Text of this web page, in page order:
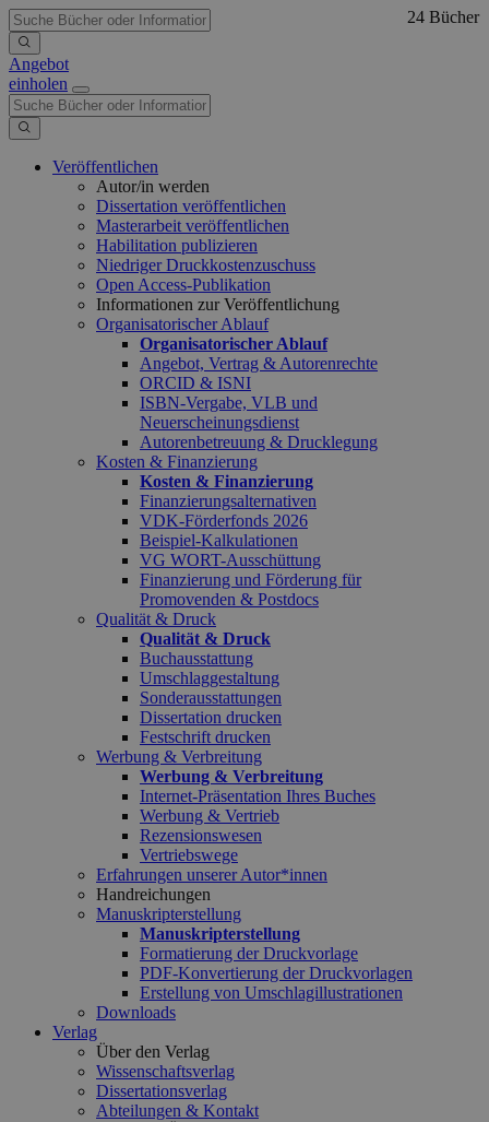
Angebot
einholen
Veröffentlichen
Autor/in werden
Dissertation veröffentlichen
Masterarbeit veröffentlichen
Habilitation publizieren
Niedriger Druckkostenzuschuss
Open Access-Publikation
Informationen zur Veröffentlichung
Organisatorischer Ablauf
Organisatorischer Ablauf
Angebot, Vertrag & Autorenrechte
ORCID & ISNI
ISBN-Vergabe, VLB und
Neuerscheinungsdienst
Autorenbetreuung & Drucklegung
Kosten & Finanzierung
Kosten & Finanzierung
Finanzierungsalternativen
VDK-Förderfonds 2026
Beispiel-Kalkulationen
VG WORT-Ausschüttung
Finanzierung und Förderung für
Promovenden & Postdocs
Qualität & Druck
Qualität & Druck
Buchausstattung
Umschlaggestaltung
Sonderausstattungen
Dissertation drucken
Festschrift drucken
Werbung & Verbreitung
Werbung & Verbreitung
Internet-Präsentation Ihres Buches
Werbung & Vertrieb
Rezensionswesen
Vertriebswege
Erfahrungen unserer Autor*innen
Handreichungen
Manuskripterstellung
Manuskripterstellung
Formatierung der Druckvorlage
PDF-Konvertierung der Druckvorlagen
Erstellung von Umschlagillustrationen
Downloads
Verlag
Über den Verlag
Wissenschaftsverlag
Dissertationsverlag
Abteilungen & Kontakt
24 Bücher